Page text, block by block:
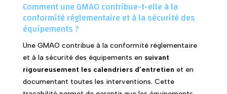
Comment une GMAO contribue-t-elle à la
conformité réglementaire et à la sécurité des
équipements ?
Une GMAO contribue à la conformité réglementaire
et à la sécurité des équipements en suivant
rigoureusement les calendriers d’entretien et en
documentant toutes les interventions. Cette